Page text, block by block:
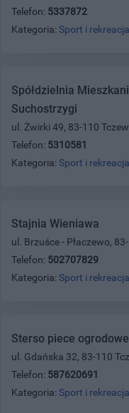
Telefon: 5337872
Kategoria: Sport i rekreacja
Spółdzielnia
Suchostrzygi
ul. Żwirki 49, 83-110 Tczew
Telefon: 5310581
Kategoria: Sport i rekreacja
Stajnia Wieniawa
ul. Brzuśce - Płaczewo,
Telefon: 502707829
Kategoria: Sport i rekreacja
Sterso piece ogrodowe
ul. Gdańska 32, 83-110
Telefon: 587620691
Kategoria: Sport i rekreacja